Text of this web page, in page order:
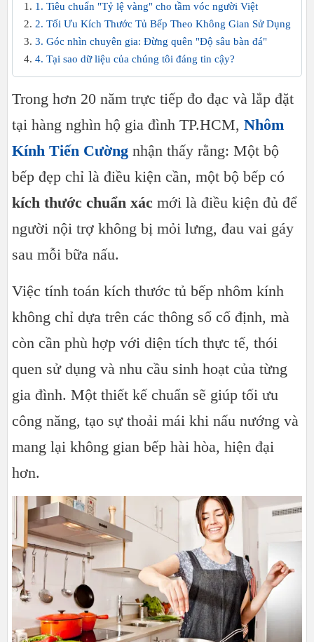
1. Tiêu chuẩn "Tỷ lệ vàng" cho tầm vóc người Việt
2. Tối Ưu Kích Thước Tủ Bếp Theo Không Gian Sử Dụng
3. Góc nhìn chuyên gia: Đừng quên "Độ sâu bàn đá"
4. Tại sao dữ liệu của chúng tôi đáng tin cậy?
Trong hơn 20 năm trực tiếp đo đạc và lắp đặt
tại hàng nghìn hộ gia đình TP.HCM, Nhôm
Kính Tiến Cường nhận thấy rằng: Một bộ
bếp đẹp chỉ là điều kiện cần, một bộ bếp có
kích thước chuẩn xác mới là điều kiện đủ để
người nội trợ không bị mỏi lưng, đau vai gáy
sau mỗi bữa nấu.
Việc tính toán kích thước tủ bếp nhôm kính
không chỉ dựa trên các thông số cố định, mà
còn cần phù hợp với diện tích thực tế, thói
quen sử dụng và nhu cầu sinh hoạt của từng
gia đình. Một thiết kế chuẩn sẽ giúp tối ưu
công năng, tạo sự thoải mái khi nấu nướng và
mang lại không gian bếp hài hòa, hiện đại
hơn.